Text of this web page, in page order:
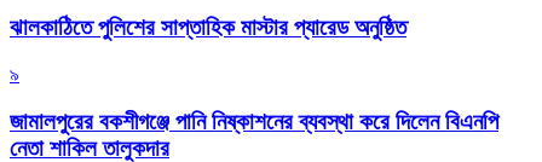
‎ঝালকাঠিতে পুলিশের সাপ্তাহিক মাস্টার প্যারেড অনুষ্ঠিত
৯
জামালপুরের বকশীগঞ্জে পানি নিষ্কাশনের ব্যবস্থা করে দিলেন বিএনপি
নেতা শাকিল তালুকদার